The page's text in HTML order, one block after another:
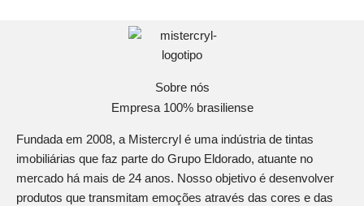
Sobre nós
Empresa 100% brasiliense
Fundada em 2008, a Mistercryl é uma indústria de tintas
imobiliárias que faz parte do Grupo Eldorado, atuante no
mercado há mais de 24 anos. Nosso objetivo é desenvolver
produtos que transmitam emoções através das cores e das